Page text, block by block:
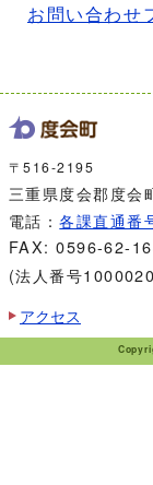
お問い合わせ
〒516-2195
三重県度会郡度会
電話：各課直通番
FAX: 0596-62-
(法人番号
アクセス